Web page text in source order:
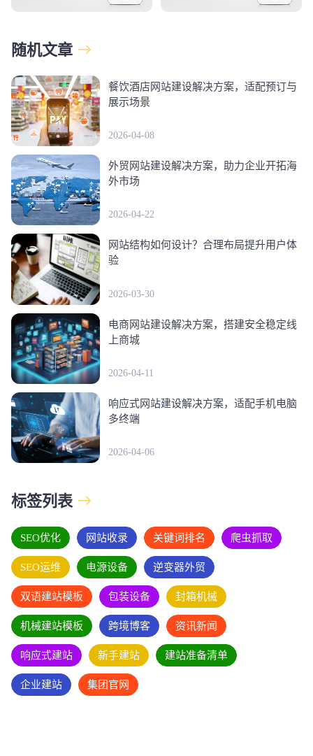
随机文章
餐饮酒店网站建设解决方案，适配预订与
展示场景
2026-04-08
外贸网站建设解决方案，助力企业开拓海
外市场
2026-04-22
网站结构如何设计？合理布局提升用户体
验
2026-03-30
电商网站建设解决方案，搭建安全稳定线
上商城
2026-04-11
响应式网站建设解决方案，适配手机电脑
多终端
2026-04-06
标签列表
SEO优化 网站收录 关键词排名 爬虫抓取
SEO运维 电源设备 逆变器外贸
双语建站模板 包装设备 封箱机械
机械建站模板 跨境博客 资讯新闻
响应式建站 新手建站 建站准备清单
企业建站 集团官网